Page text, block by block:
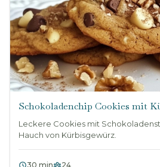
Schokoladenchip Cookies mit
Leckere Cookies mit
Hauch von Kürbisgewürz.
30 min 24